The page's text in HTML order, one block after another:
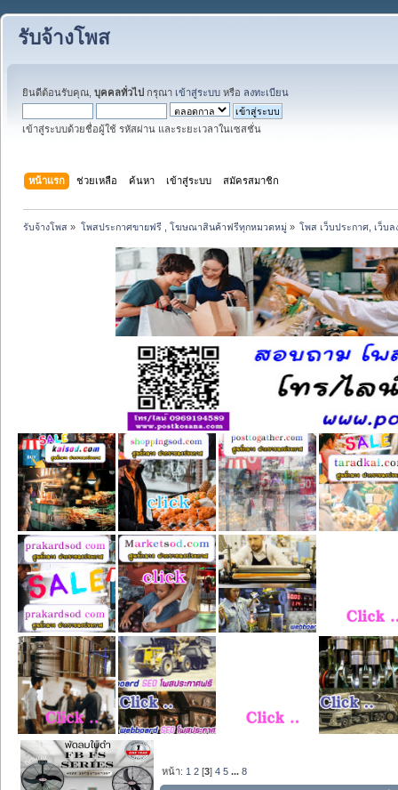
รับจ้างโพส
ยินดีต้อนรับคุณ, บุคคลทั่วไป กรุณา เข้าสู่ระบบ หรือ ลงทะเบียน
เข้าสู่ระบบด้วยชื่อผู้ใช้ รหัสผ่าน และระยะเวลาในเซสชั่น
หน้าแรก ช่วยเหลือ ค้นหา เข้าสู่ระบบ สมัครสมาชิก
รับจ้างโพส » โพสประกาศขายฟรี , โฆษณาสินค้าฟรีทุกหมวดหมู่» โพส เว็บประกาศ, เว็บ
หน้า: 1 2 [3]4 5 ...8